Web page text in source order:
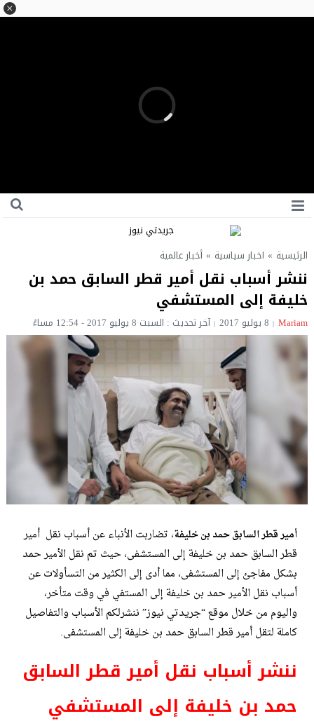
الرئيسية » اخبار سياسية » أخبار عالمية
ننشر أسباب نقل أمير قطر السابق حمد بن
خليفة إلى المستشفي
Mariam 8 يوليو 2017 آخر تحديث : السبت 8 يوليو 2017 - 12:54 مساءً
أمير قطر السابق حمد بن خليفة، تضاربت الأنباء عن أسباب نقل أمير
قطر السابق حمد بن خليفة إلى المستشفى، حيث تم نقل الأمير حمد
بشكل مفاجئ إلى المستشفى، مما أدى إلى الكثير من التسأولات عن
أسباب نقل الأمير حمد بن خليفة إلى المستفي في وقت متأخر،
واليوم من خلال موقع “جريدتي نيوز” ننشرلكم الأسباب والتفاصيل
كاملة لتقل أمير قطر السابق حمد بن خليفة إلى المستشفى.
ننشر أسباب نقل أمير قطر السابق
حمد بن خليفة إلى المستشفي